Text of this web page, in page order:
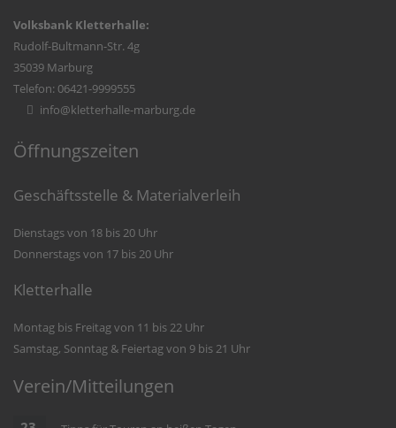
Volksbank Kletterhalle:
Rudolf-Bultmann-Str. 4g
35039 Marburg
Telefon: 06421-9999555
info@kletterhalle-marburg.de
Öffnungszeiten
Geschäftsstelle & Materialverleih
Dienstags von 18 bis 20 Uhr
Donnerstags von 17 bis 20 Uhr
Kletterhalle
Montag bis Freitag von 11 bis 22 Uhr
Samstag, Sonntag & Feiertag von 9 bis 21 Uhr
Verein/Mitteilungen